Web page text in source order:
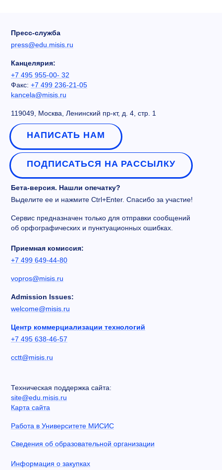
Пресс-служба
press@edu.misis.ru
Канцелярия:
+7 495 955-00- 32
Факс: +7 499 236-21-05
kancela@misis.ru
119049, Москва, Ленинский пр-кт, д. 4, стр. 1
НАПИСАТЬ НАМ
ПОДПИСАТЬСЯ НА РАССЫЛКУ
Бета-версия. Нашли опечатку?
Выделите ее и нажмите Ctrl+Enter. Спасибо за участие!
Сервис предназначен только для отправки сообщений
об орфографических и пунктуационных ошибках.
Приемная комиссия:
+7 499 649-44-80
vopros@misis.ru
Admission Issues:
welcome@misis.ru
Центр коммерциализации технологий
+7 495 638-46-57
cctt@misis.ru
Техническая поддержка сайта:
site@edu.misis.ru
Карта сайта
Работа в Университете МИСИС
Сведения об образовательной организации
Информация о закупках